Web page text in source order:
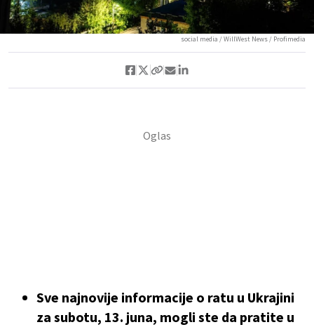
social media / WillWest News / Profimedia
Sve najnovije informacije o ratu u Ukrajini
za subotu, 13. juna, mogli ste da pratite u